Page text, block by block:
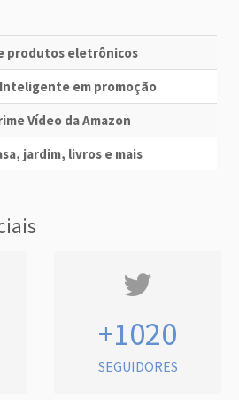
produtos eletrônicos
em promoção
Vídeo da Amazon
jardim, livros e mais
+1020
SEGUIDORES